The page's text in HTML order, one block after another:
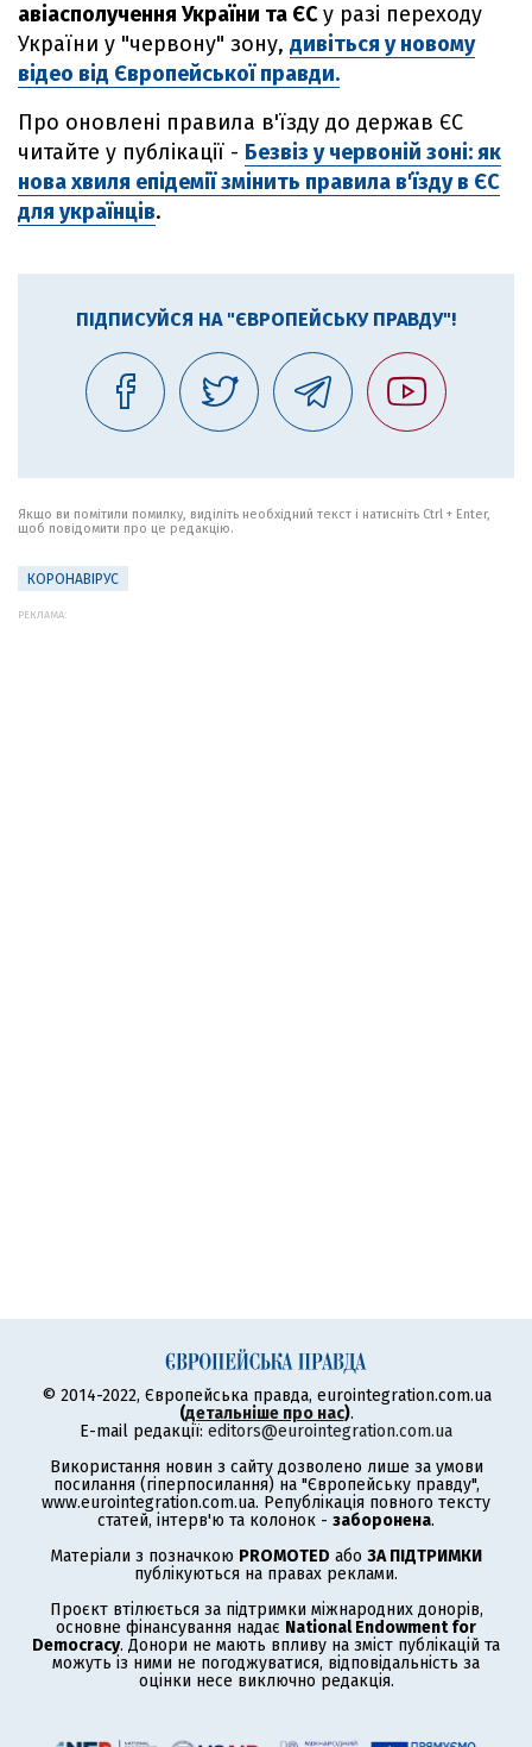
авіасполучення України та ЄСу разі переходу
України у "червону" зону, дивіться у новому
відео від Європейської правди.
Про оновлені правила в'їзду до держав ЄС
читайте у публікації - Безвіз у червоній зоні: як
нова хвиля епідемії змінить правила в'їзду в ЄС
для українців.
ПІДПИСУЙСЯ НА "ЄВРОПЕЙСЬКУ ПРАВДУ"!
Якщо ви помітили помилку, виділіть необхідний текст і натисніть Ctrl + Enter,
щоб повідомити про це редакцію.
КОРОНАВІРУС
РЕКЛАМА:
© 2014-2022, Європейська правда, eurointegration.com.ua
(детальніше про нас).
E-mail редакції: editors@eurointegration.com.ua
Використання новин з сайту дозволено лише за умови
посилання (гіперпосилання) на "Європейську правду",
www.eurointegration.com.ua. Републікація повного тексту
статей, інтерв'ю та колонок - заборонена.
Матеріали з позначкою PROMOTED або ЗА ПІДТРИМКИ
публікуються на правах реклами.
Проєкт втілюється за підтримки міжнародних донорів,
основне фінансування надає National Endowment for
Democracy. Донори не мають впливу на зміст публікацій та
можуть із ними не погоджуватися, відповідальність за
оцінки несе виключно редакція.